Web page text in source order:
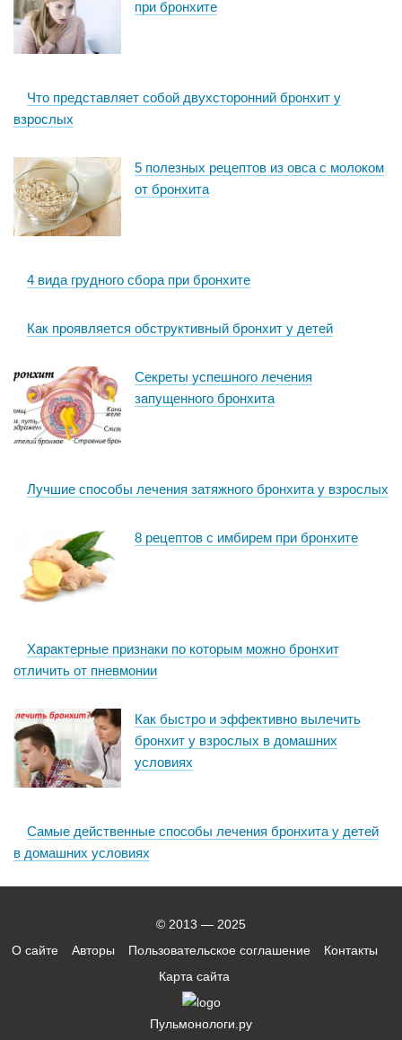
при бронхите
Что представляет собой двухсторонний бронхит у
взрослых
5 полезных рецептов из овса с молоком
от бронхита
4 вида грудного сбора при бронхите
Как проявляется обструктивный бронхит у детей
Секреты успешного лечения
запущенного бронхита
Лучшие способы лечения затяжного бронхита у взрослых
8 рецептов с имбирем при бронхите
Характерные признаки по которым можно бронхит
отличить от пневмонии
Как быстро и эффективно вылечить
бронхит у взрослых в домашних
условиях
Самые действенные способы лечения бронхита у детей
в домашних условиях
© 2013 — 2025
О сайте
Авторы Пользовательское соглашение
Контакты
Карта сайта
Пульмонологи.ру